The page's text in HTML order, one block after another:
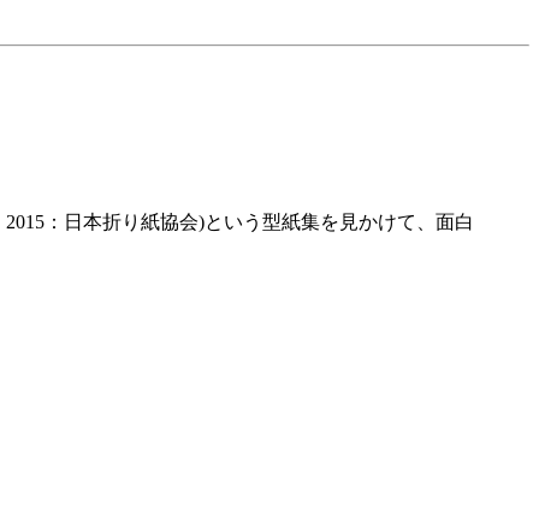
：日本折り紙協会)という型紙集を見かけて、面白